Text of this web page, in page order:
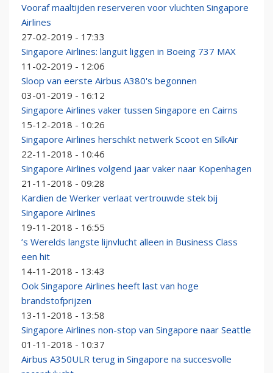
Vooraf maaltijden reserveren voor vluchten Singapore
Airlines
27-02-2019 - 17:33
Singapore Airlines: languit liggen in Boeing 737 MAX
11-02-2019 - 12:06
Sloop van eerste Airbus A380's begonnen
03-01-2019 - 16:12
Singapore Airlines vaker tussen Singapore en Cairns
15-12-2018 - 10:26
Singapore Airlines herschikt netwerk Scoot en SilkAir
22-11-2018 - 10:46
Singapore Airlines volgend jaar vaker naar Kopenhagen
21-11-2018 - 09:28
Kardien de Werker verlaat vertrouwde stek bij
Singapore Airlines
19-11-2018 - 16:55
’s Werelds langste lijnvlucht alleen in Business Class
een hit
14-11-2018 - 13:43
Ook Singapore Airlines heeft last van hoge
brandstofprijzen
13-11-2018 - 13:58
Singapore Airlines non-stop van Singapore naar Seattle
01-11-2018 - 10:37
Airbus A350ULR terug in Singapore na succesvolle